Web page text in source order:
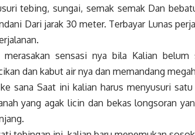
tebing, sungai, semak semak Dan
Dari jarak 30 meter. Terbayar Lunas
merasakan sensasi nya bila Kalian
dan kabut air nya dan memandang
sana Saat ini kalian harus menyusuri
yang agak licin dan bekas longsoran